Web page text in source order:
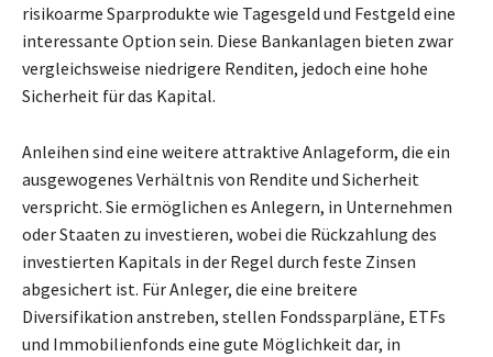
risikoarme Sparprodukte wie Tagesgeld und Festgeld eine
interessante Option sein. Diese Bankanlagen bieten zwar
vergleichsweise niedrigere Renditen, jedoch eine hohe
Sicherheit für das Kapital.
Anleihen sind eine weitere attraktive Anlageform, die ein
ausgewogenes Verhältnis von Rendite und Sicherheit
verspricht. Sie ermöglichen es Anlegern, in Unternehmen
oder Staaten zu investieren, wobei die Rückzahlung des
investierten Kapitals in der Regel durch feste Zinsen
abgesichert ist. Für Anleger, die eine breitere
Diversifikation anstreben, stellen Fondssparpläne, ETFs
und Immobilienfonds eine gute Möglichkeit dar, in